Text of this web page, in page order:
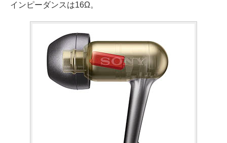
インピーダンスは16Ω。